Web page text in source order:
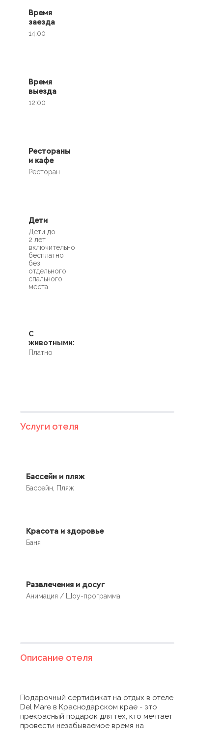
Время
заезда
14:00
Время
выезда
12:00
Рестораны
и кафе
Ресторан
Дети
Дети до
2 лет
включительно
бесплатно
без
отдельного
спального
места
С
животными:
Платно
Услуги отеля
Бассейн и пляж
Бассейн, Пляж
Красота и здоровье
Баня
Развлечения и досуг
Анимация / Шоу-программа
Описание отеля
Подарочный сертификат на отдых в отеле
Del Mare в Краснодарском крае - это
прекрасный подарок для тех, кто мечтает
провести незабываемое время на